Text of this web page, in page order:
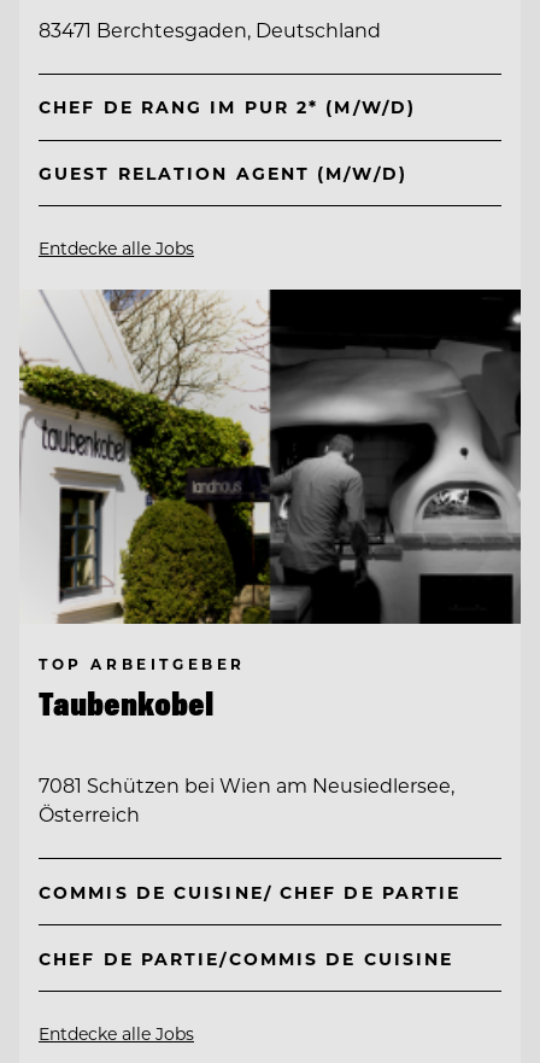
83471 Berchtesgaden, Deutschland
CHEF DE RANG IM PUR 2* (M/W/D)
GUEST RELATION AGENT (M/W/D)
Entdecke alle Jobs
TOP ARBEITGEBER
Taubenkobel
7081 Schützen bei Wien am Neusiedlersee,
Österreich
COMMIS DE CUISINE/ CHEF DE PARTIE
CHEF DE PARTIE/COMMIS DE CUISINE
Entdecke alle Jobs